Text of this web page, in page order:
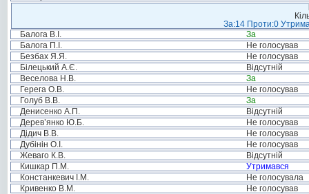
За:14 Проти:0
Балога В.І.
За
Балога П.І.
Не голосував
Безбах Я.Я.
Не голосував
Білецький А.Є.
Відсутній
Веселова Н.В.
За
Герега О.В.
Не голосував
Голуб В.В.
За
Денисенко А.П.
Відсутній
Дерев’янко Ю.Б.
Не голосував
Дідич В.В.
Не голосував
Дубінін О.І.
Не голосував
Жеваго К.В.
Відсутній
Кишкар П.М.
Утримався
Констанкевич І.М.
Не голосувала
Кривенко В.М.
Не голосував